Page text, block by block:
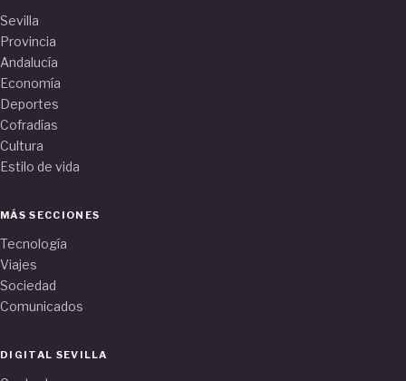
Sevilla
Provincia
Andalucía
Economía
Deportes
Cofradías
Cultura
Estilo de vida
MÁS SECCIONES
Tecnología
Viajes
Sociedad
Comunicados
DIGITAL SEVILLA